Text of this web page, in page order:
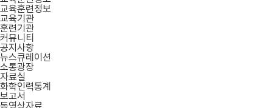
교육훈련정보
교육기관
훈련기관
커뮤니티
공지사항
뉴스큐레이션
소통광장
자료실
화학인력통계
보고서
동영상자료